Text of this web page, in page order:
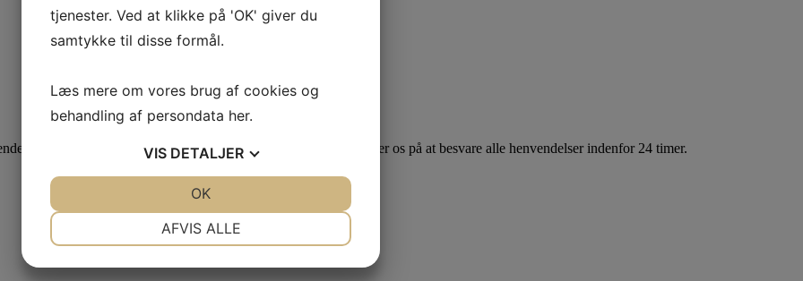
til alle spørgsmål som du ikke har fået svar på her. Vi bestræber os på at besvare alle henvendelser indenfor 24 timer.
tjenester. Ved at klikke på 'OK' giver du
samtykke til disse formål.
Læs mere om vores brug af cookies og
behandling af persondata her.
VIS DETALJER
AFVIS ALLE
OK